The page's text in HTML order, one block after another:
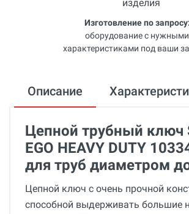
Изготовление по запросу:
оборудование с нужными
характеристиками под ваши
Описание
Цепной трубный ключ
EGO HEAVY DUTY
для труб диаметром
Цепной ключ с очень прочной
способной выдерживать большие